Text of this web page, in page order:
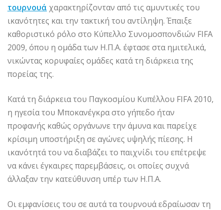
τουρνουά χαρακτηρίζονταν από τις αμυντικές του
ικανότητες και την τακτική του αντίληψη. Έπαιξε
καθοριστικό ρόλο στο Κύπελλο Συνομοσπονδιών FIFA
2009, όπου η ομάδα των Η.Π.Α. έφτασε στα ημιτελικά,
νικώντας κορυφαίες ομάδες κατά τη διάρκεια της
πορείας της.
Κατά τη διάρκεια του Παγκοσμίου Κυπέλλου FIFA 2010,
η ηγεσία του Μποκανέγκρα στο γήπεδο ήταν
προφανής καθώς οργάνωνε την άμυνα και παρείχε
κρίσιμη υποστήριξη σε αγώνες υψηλής πίεσης. Η
ικανότητά του να διαβάζει το παιχνίδι του επέτρεψε
να κάνει έγκαιρες παρεμβάσεις, οι οποίες συχνά
άλλαξαν την κατεύθυνση υπέρ των Η.Π.Α.
Οι εμφανίσεις του σε αυτά τα τουρνουά εδραίωσαν τη